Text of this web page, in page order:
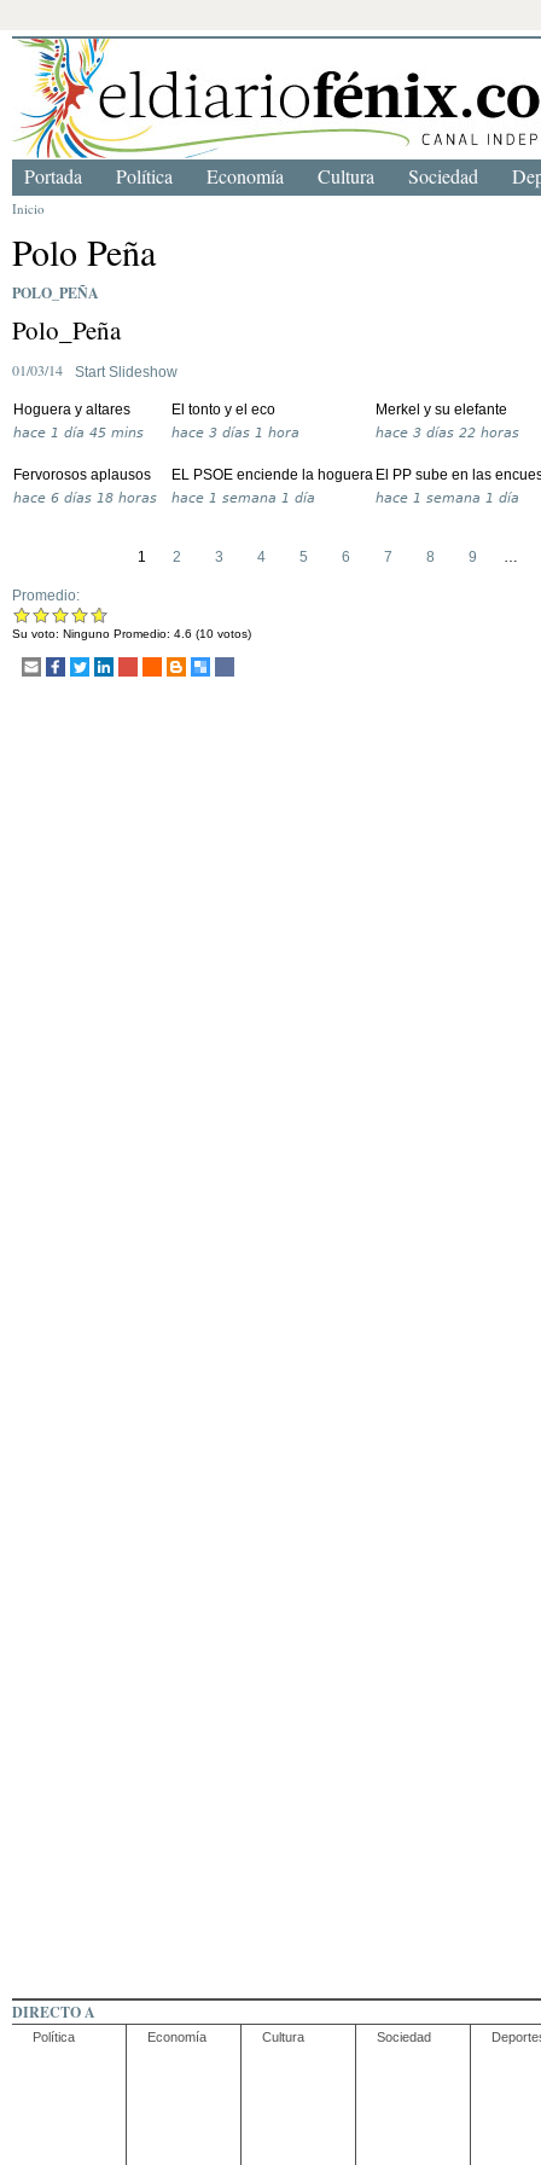
Inicio
Polo Peña
POLO_PEÑA
Polo_Peña
01/03/14 Start Slideshow
Hoguera y altares
hace 1 día 45 mins
El tonto y el eco
hace 3 días 1 hora
Merkel y su elefante
hace 3 días 22 horas
Fervorosos aplausos
hace 6 días 18 horas
EL PSOE enciende la hoguera
hace 1 semana 1 día
El PP sube en las
hace 1 semana 1 día
1 2 3 4 5 6 7 8 9 …
Promedio:
Su voto: Ninguno Promedio: 4.6 (10 votos)
Portada Política Economía Cultura Sociedad
DIRECTO A
Política Economía Cultura Sociedad